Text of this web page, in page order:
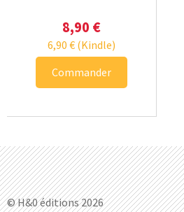
8,90 €
6,90 €(Kindle)
Commander
© H&0 éditions 2026